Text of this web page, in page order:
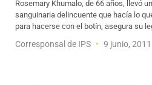
Rosemary Khumalo, de 66 años, llevó
sanguinaria delincuente que hacía lo
para hacerse con el botín, asegura su
Corresponsal de IPS 9 junio, 2011